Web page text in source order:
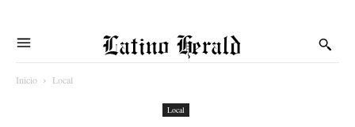
Latino Herald
Inicio Local
Local